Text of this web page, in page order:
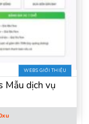
WEBS GIỚI THIỆU
Mẫu dịch vụ
xuGiá